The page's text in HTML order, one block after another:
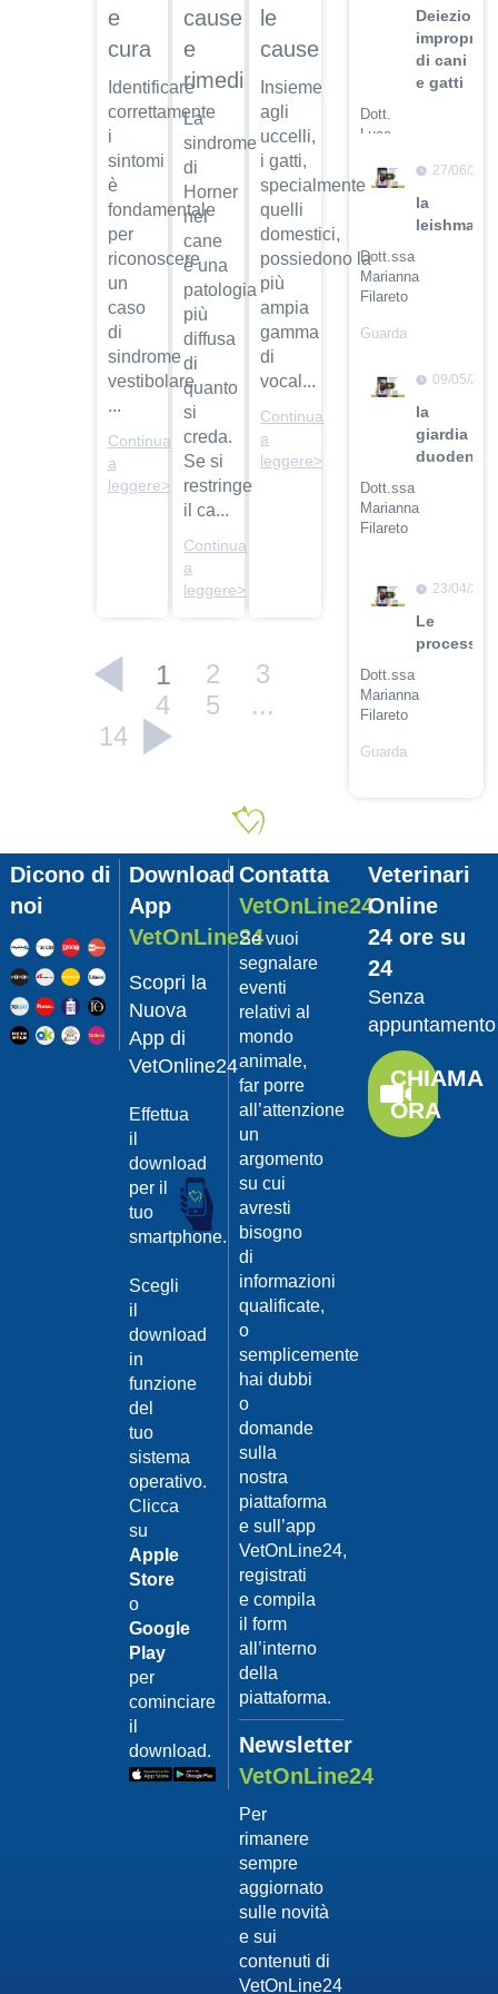
e
cura
Identificare
correttamente
i
sintomi
è
fondamentale
per
riconoscere
un
caso
di
sindrome
vestibolare
...
Continua
a
leggere>
cause
e
rimedi
La
sindrome
di
Horner
nel
cane
è una
patologia
più
diffusa
di
quanto
si
creda.
Se si
restringe
il ca...
Continua
a
leggere>
le
cause
Insieme
agli
uccelli,
i gatti,
specialmente
quelli
domestici,
possiedono la
più
ampia
gamma
di
vocal...
Continua
a
leggere>
1 2
3
4
5
...
14
Deiezioni
improprie
di cani
e gatti
Dott.
Luca
Guarda
27/06/
la
Dott.ssa
Marianna
Filareto
Guarda
09/05/
la
giardia
Dott.ssa
Marianna
Filareto
il video
23/04/
Le
Dott.ssa
Marianna
Filareto
Guarda
Pet
con
Dott.
Felici
Manuel
Guarda
il video
da
Dott.
Felici
Dicono di
noi
Download
App
VetOnLine24
Scopri la
Nuova
App di
VetOnline24
Effettua
il
download
per il
tuo
smartphone.
Scegli
il
download
in
funzione
del
tuo
sistema
operativo.
Clicca
su
Apple
Store
o
Google
Play
per
cominciare
il
download.
Contatta
VetOnLine24
Se vuoi
segnalare
eventi
relativi al
mondo
animale,
far porre
all’attenzione
un
argomento
su cui
avresti
bisogno
di
informazioni
qualificate,
o
semplicemente
hai dubbi
o
domande
sulla
nostra
piattaforma
e sull’app
VetOnLine24,
registrati
e compila
il form
all’interno
della
piattaforma.
Newsletter
VetOnLine24
Per
rimanere
sempre
aggiornato
sulle novità
e sui
contenuti di
VetOnLine24
Veterinari
Online
24 ore su
24
Senza
appuntamento
CHIAMA
ORA